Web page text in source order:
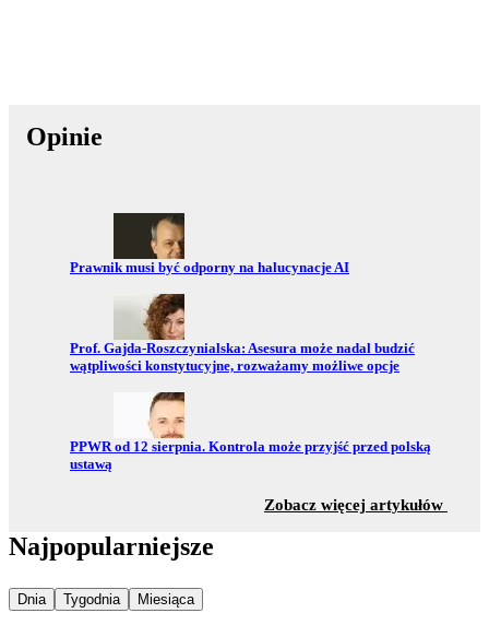
Opinie
Przejdź do:
Prawnik musi być odporny na halucynacje AI
Przejdź do:
Prof. Gajda-Roszczynialska: Asesura może nadal budzić
wątpliwości konstytucyjne, rozważamy możliwe opcje
Przejdź do:
PPWR od 12 sierpnia. Kontrola może przyjść przed polską
ustawą
Zobacz więcej artykułów
Najpopularniejsze
Najpopularniejsze wiadomości z
Dnia Najpopularniejsze wiadomości z
Tygodnia Najpopularniejsze wiadomości z
Miesiąca